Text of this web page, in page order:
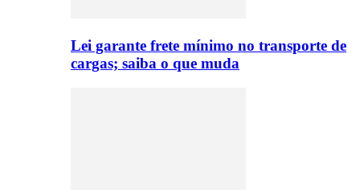
Lei garante frete mínimo no transporte de
cargas; saiba o que muda